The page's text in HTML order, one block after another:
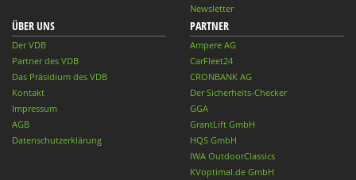
Newsletter
ÜBER UNS
Der VDB
Partner des VDB
Das Präsidium des VDB
Kontakt
Impressum
AGB
Datenschutzerklärung
PARTNER
Ampere AG
CarFleet24
CRONBANK AG
Der Sicherheits-Checker
GGA
GrantLift GmbH
HQS GmbH
IWA OutdoorClassics
KVoptimal.de GmbH